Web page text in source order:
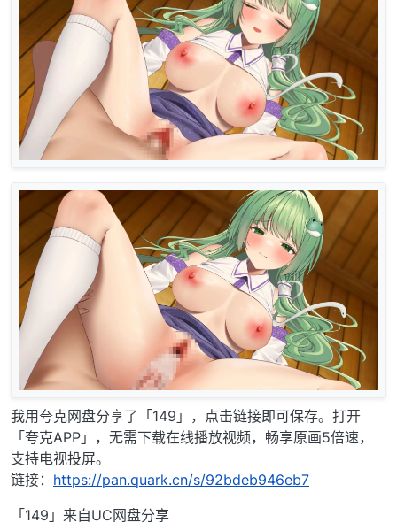
我用夸克网盘分享了「149」，点击链接即可保存。打开
「夸克APP」，无需下载在线播放视频，畅享原画5倍速，
支持电视投屏。
链接： https://pan.quark.cn/s/92bdeb946eb7
「149」来自UC网盘分享